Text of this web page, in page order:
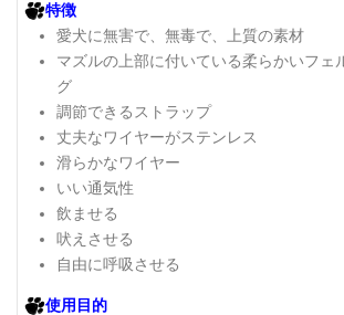
特徴
愛犬に無害で、無毒で、上質の素材
マズルの上部に付いている柔らかいフェ
グ
調節できるストラップ
丈夫なワイヤーがステンレス
滑らかなワイヤー
いい通気性
飲ませる
吠えさせる
自由に呼吸させる
使用目的